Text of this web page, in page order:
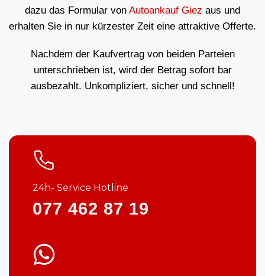
dazu das Formular von Autoankauf Giez aus und
erhalten Sie in nur kürzester Zeit eine attraktive Offerte.
Nachdem der Kaufvertrag von beiden Parteien
unterschrieben ist, wird der Betrag sofort bar
ausbezahlt. Unkompliziert, sicher und schnell!
24h- Service Hotline
077 462 87 19